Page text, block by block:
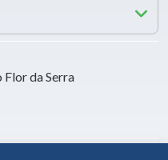
Flor da Serra